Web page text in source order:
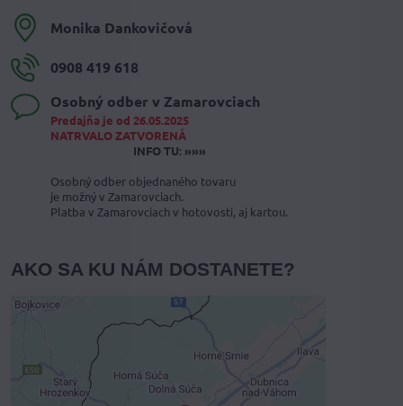
Monika Dankovičová
0908 419 618
Osobný odber v Zamarovciach
Predajňa je od 26.05.2025
NATRVALO ZATVORENÁ
INFO TU: »»»
Osobný odber objednaného tovaru
je možný v Zamarovciach.
Platba v Zamarovciach v hotovosti, aj kartou.
AKO SA KU NÁM DOSTANETE?
Externý obsah je blokovaný
Voľbami súkromia